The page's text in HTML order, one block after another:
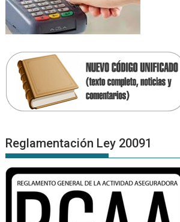
Reglamentación Ley 20091